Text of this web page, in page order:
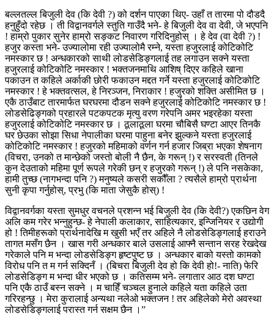
बल्लतल्ल बिजुली देव (कि देवी ?) को दर्शन पाएका थिए- उहाँ त तारमा पो दौडदै
हनुहुँदो रहेछ । ती विद्वानवर्गले स्तुति गाउँदै भने- हे बिजुली देव वा देवी, जे भएपनि
! हाम्रो पुकार सुनेर हाम्रो सङ्कट निवारण गरिदिनुहोस् । हे देव (वा देवी ?) !
हजुर कस्ता भने- उज्यालोमा रही उज्यालोमै रम्ने, यस्ता हजुरलाई कोटिकोटि
नमस्कार छ ! अन्धकारको साथी लोडसेडिङ्गलाई तह लगाउन सक्ने यस्ता
हजुरलाई कोटिकोटि नमस्कार ! भक्तजनमाथि आशिष् दिएर कहिले खाना
पकाउन त कहिले अर्काकी छोरी फकाउन मद्दत गर्ने यस्ता हजुरलाई कोटिकोटि
नमस्कार ! हे भक्तवत्सल, हे निरञ्जन, निराकार ! हजुरको शक्ति असीमित छ ।
एकै ठाउँबाट तारमार्फत घरघरमा दौडन सक्ने हजुरलाई कोटिकोटि नमस्कार छ !
लोडसेढिङ्गको प्रहारले पटकपटक मृत्यु वरण गरेपनि अमर भइरहेका यस्ता
हजुरलाई कोटिकोटि नमस्कार छ । ठूलाठूला घरमा चौबिसै घण्टा आएर तिनकै
घर छेउका सोझा सिधा नेपालीका घरमा पाहुना बनेर झुल्कने यस्ता हजुरलाई
कोटिकोटि नमस्कार ! हजुरको महिमाको वर्णन गर्न हजार जिब्रा भएका शेषनाग
(विचरा, उनको त मान्छेको जस्तो बोली नै छैन, के गरून् !) र सरस्वती (तिनले
कुन देउताको महिमा पूर्ण रूपले गरेकी छन् र हजुरको गरून् !) ले पनि नसकेका,
हामी तुच्छ (नागभन्दा पनि ?) मनुष्यले कसरी सकौँला ? त्यसैले हाम्रो प्रार्थना
सुनी कृपा गर्नुहोस्, प्रभु (कि माता जेसुकै होस्) !
विद्वानवर्गका यस्ता सुमधुर वचनले प्रशन्न भई बिजुली देव (कि देवी?) एकछिन वेग
अलि कम गरेर भन्नुहुन्छ- हे नेपाली कलाकार, साहित्यकार, इन्जिनियर र उद्योगी
हो ! तिमीहरूको प्रार्थनादेखि म खुसी भएँ तर अहिले नै लोडसेडिङ्गलाई हराउने
तागत मसँग छैन । खास गरी अन्धकार बाले उसलाई आफ्नै सन्तान सरह रेखदेख
गरेकाले पनि म भन्दा लोडसेडिङ्ग हृष्टपुष्ट छ । अन्धकार बाको यस्तो कामको
विरोध पनि त म गर्न सक्दिनँ । (बिचरा बिजुली देव हो कि देवी हो!- नाति) फेरि
लोडसेडिङ्ग म भन्दा धीर भएको छ । कतिसम्म भने- लगातार आठ दश घण्टा
पनि एकै ठाउँ बस्न सक्ने । म चाहिँ चञ्चल हुनाले कहिले यता कहिले उता
गरिरहन्छु । मेरा कुरालाई अन्यथा नलेओ भक्तजन ! तर अहिलेको मेरो अवस्था
लोडसेडिङ्गलाई परास्त गर्न सक्षम छैन ।”